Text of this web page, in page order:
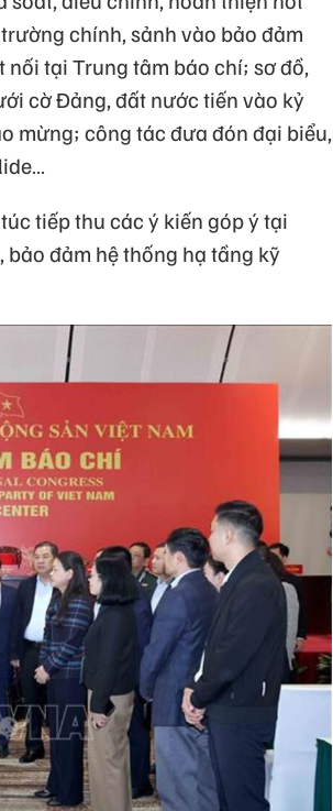
chính, sảnh vào bảo đảm
tại Trung tâm báo chí; sơ đồ,
cờ Đảng, đất nước tiến vào kỷ
mừng; công tác đưa đón đại biểu,
tiếp thu các ý kiến góp ý tại
đảm hệ thống hạ tầng kỹ